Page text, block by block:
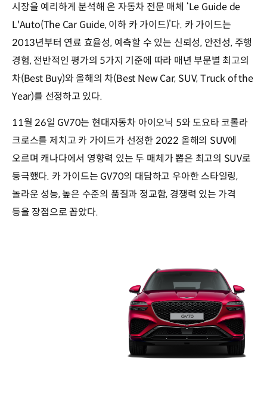
시장을 예리하게 분석해 온 자동차 전문 매체 ‘Le Guide de
L'Auto(The Car Guide, 이하 카 가이드)’다. 카 가이드는
2013년부터 연료 효율성, 예측할 수 있는 신뢰성, 안전성, 주행
경험, 전반적인 평가의 5가지 기준에 따라 매년 부문별 최고의
차(Best Buy)와 올해의 차(Best New Car, SUV, Truck of the
Year)를 선정하고 있다.
11월 26일 GV70는 현대자동차 아이오닉 5와 도요타 코롤라
크로스를 제치고 카 가이드가 선정한 2022 올해의 SUV에
오르며 캐나다에서 영향력 있는 두 매체가 뽑은 최고의 SUV로
등극했다. 카 가이드는 GV70의 대담하고 우아한 스타일링,
놀라운 성능, 높은 수준의 품질과 정교함, 경쟁력 있는 가격
등을 장점으로 꼽았다.